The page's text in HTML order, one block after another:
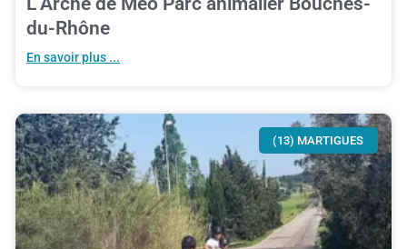
du-Rhône
En savoir plus ...
(13) MARTIGUES